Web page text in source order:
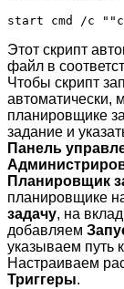
Этот скрипт
файл в
Чтобы скрипт
автоматически,
планировщике
задание и
Панель
Планировщик
планировщике
задачу, на
добавляем
указываем путь
Настраиваем
Триггеры.